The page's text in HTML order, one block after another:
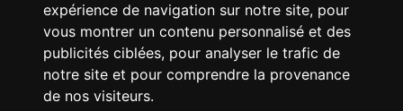
expérience de navigation sur notre site, pour
vous montrer un contenu personnalisé et des
publicités ciblées, pour analyser le trafic de
notre site et pour comprendre la provenance
de nos visiteurs.